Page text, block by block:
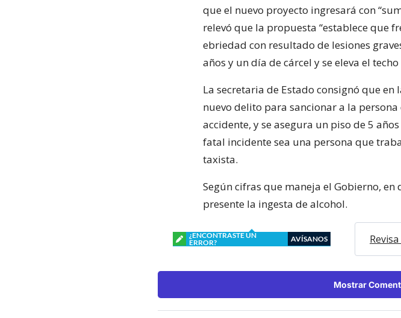
que el nuevo proyecto ingresará con
relevó que la propuesta “establece que
ebriedad con resultado de lesiones
años y un día de cárcel y se eleva el techo
La secretaria de Estado consignó que en
nuevo delito para sancionar a la
accidente, y se asegura un piso de 5
fatal incidente sea una persona que
taxista.
Según cifras que maneja el Gobierno,
presente la ingesta de alcohol.
¿ENCONTRASTE UN
ERROR?
AVÍSANOS
Mostrar